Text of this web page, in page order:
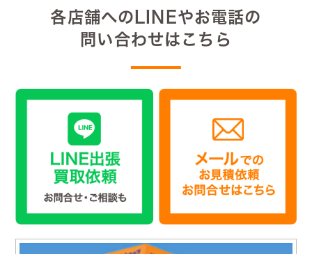
各店舗へのLINEやお電話の
問い合わせはこちら